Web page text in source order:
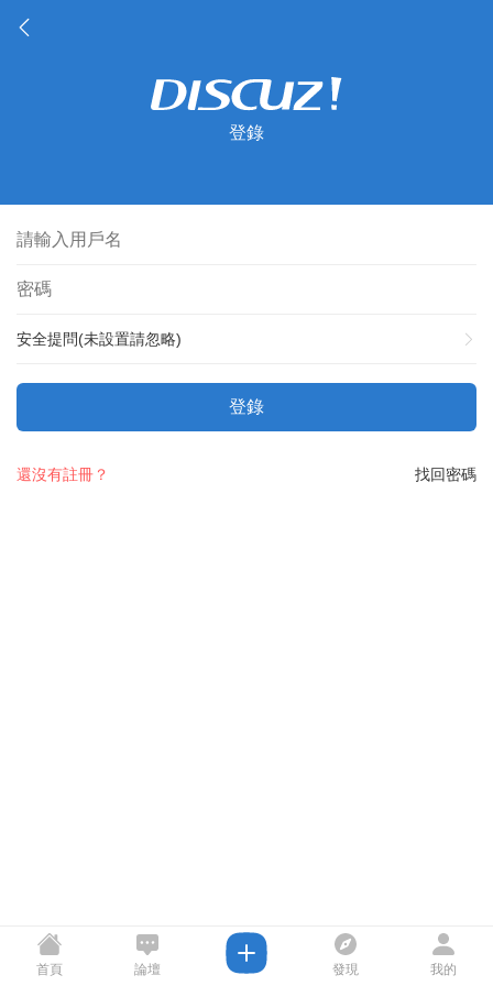
登錄
安全提問(未設置請忽略)
登錄
找回密碼
還沒有註冊？
首頁 論壇 發現 我的